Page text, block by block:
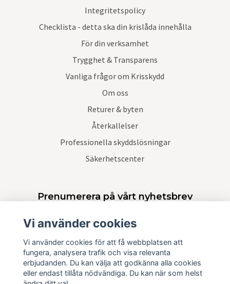
Integritetspolicy
Checklista - detta ska din krislåda innehålla
För din verksamhet
Trygghet & Transparens
Vanliga frågor om Krisskydd
Om oss
Returer & byten
Återkallelser
Professionella skyddslösningar
Säkerhetscenter
Prenumerera på vårt nyhetsbrev
Vi använder cookies
Vi använder cookies för att få webbplatsen att
fungera, analysera trafik och visa relevanta
erbjudanden. Du kan välja att godkänna alla cookies
eller endast tillåta nödvändiga. Du kan när som helst